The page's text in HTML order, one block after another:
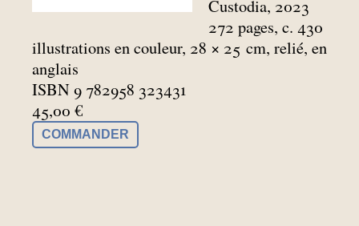
Custodia, 2023
272 pages, c. 430
illustrations en couleur, 28 × 25 cm, relié, en
anglais
ISBN 9 782958 323431
45,00 €
COMMANDER